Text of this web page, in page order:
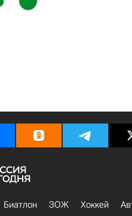
Биатлон ЗОЖ Хоккей